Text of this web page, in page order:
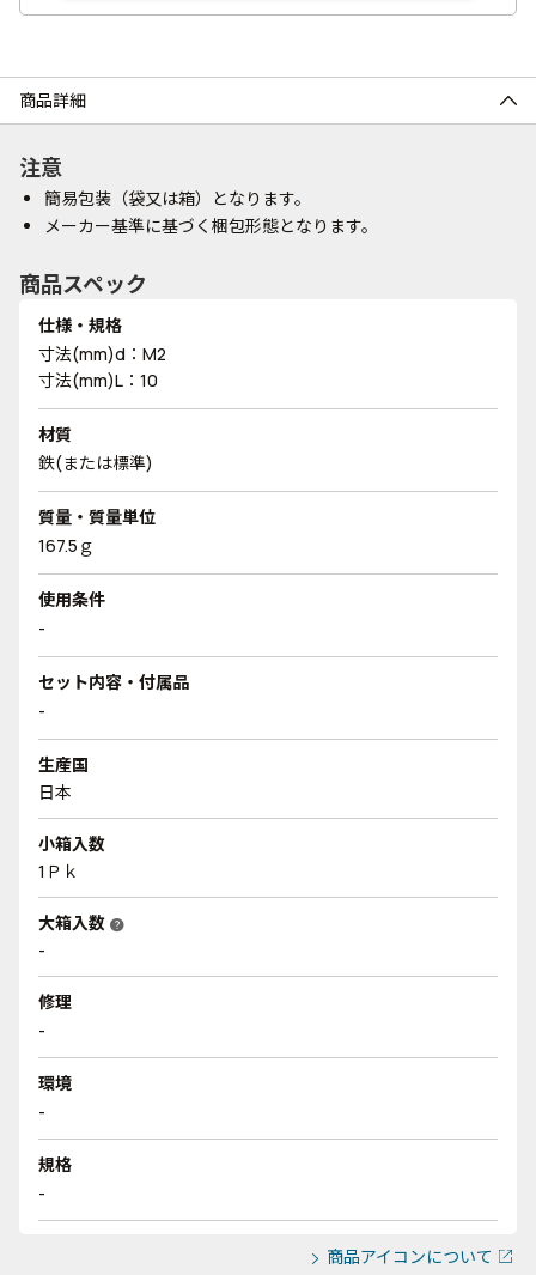
商品詳細
注意
簡易包装（袋又は箱）となります。
メーカー基準に基づく梱包形態となります。
商品スペック
仕様・規格
寸法(mm)d：M2
寸法(mm)L：10
材質
鉄(または標準)
質量・質量単位
167.5ｇ
使用条件
-
セット内容・付属品
-
生産国
日本
小箱入数
1Ｐｋ
大箱入数 help
-
修理
-
環境
-
規格
-
商品アイコンについて